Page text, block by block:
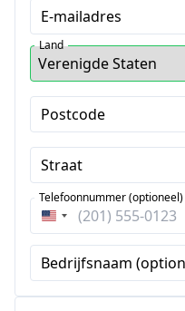
E-mailadres
Land
Postcode
Straat
Verenigde
Staten
+1
Telefoonnummer (optioneel)
Bedrijfsnaam